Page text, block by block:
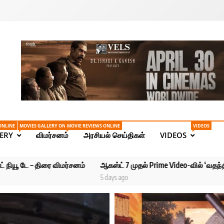
News | Health |
MOVIES GALLERY ONLINE
விமர்சனம்
MOVIE REVIEWS ONLINE
அரசியல் செய்திகள் VIDEOS
VIDEOS
ஆகஸ்ட் 7 முதல் Prime Video-வில் ‘வதந்தி சீசன் 2 – தி மிஸ்டரி ஆஃப்